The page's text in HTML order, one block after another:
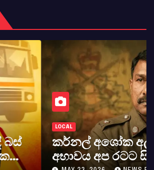
අලස් මහතාගේ
රටට සිදුවූ විශාල පාඩුවකි